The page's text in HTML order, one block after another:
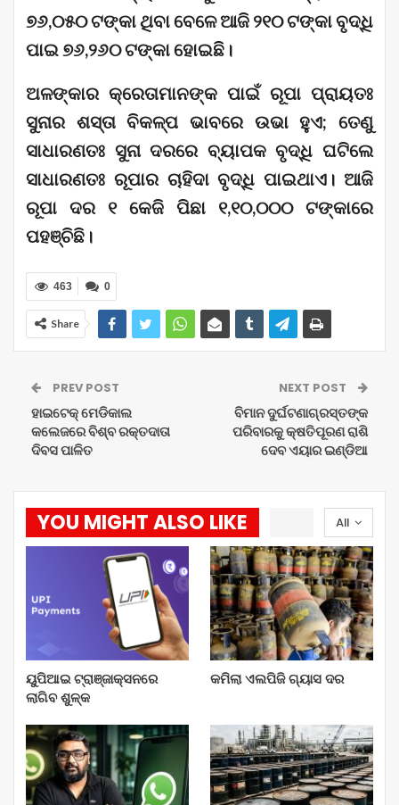
୭୬,୦୫୦ ଟଙ୍କା ଥିବା ବେଳେ ଆଜି ୨୧୦ ଟଙ୍କା ବୃଦ୍ଧି
ପାଇ ୭୬,୨୬୦ ଟଙ୍କା ହୋଇଛି।
ଅଳଙ୍କାର କ୍ରେତାମାନଙ୍କ ପାଇଁ ରୂପା ପ୍ରାୟତଃ
ସୁନାର ଶସ୍ତା ବିକଳ୍ପ ଭାବରେ ଉଭା ହୁଏ; ତେଣୁ
ସାଧାରଣତଃ ସୁନା ଦରରେ ବ୍ୟାପକ ବୃଦ୍ଧି ଘଟିଲେ
ସାଧାରଣତଃ ରୂପାର ଚାହିଦା ବୃଦ୍ଧି ପାଇଥାଏ। ଆଜି
ରୂପା ଦର ୧ କେଜି ପିଛା ୧,୧୦,୦୦୦ ଟଙ୍କାରେ
ପହଞ୍ଚିଛି।
0
463
Share
PREV POST
ହାଇଟେକ୍ ମେଡିକାଲ
କଲେଜରେ ବିଶ୍ବ ରକ୍ତଦାତା
ଦିବସ ପାଳିତ
NEXT POST
ବିମାନ ଦୁର୍ଘଟଣାଗ୍ରସ୍ତଙ୍କ
ପରିବାରକୁ କ୍ଷତିପୂରଣ ରାଶି
ଦେବ ଏୟାର ଇଣ୍ଡିଆ
All
YOU MIGHT ALSO LIKE
ୟୁପିଆଇ ଟ୍ରାଞ୍ଜାକ୍ସନରେ
ଲାଗିବ ଶୁଳ୍କ
କମିଲା ଏଲପିଜି ଗ୍ୟାସ ଦର